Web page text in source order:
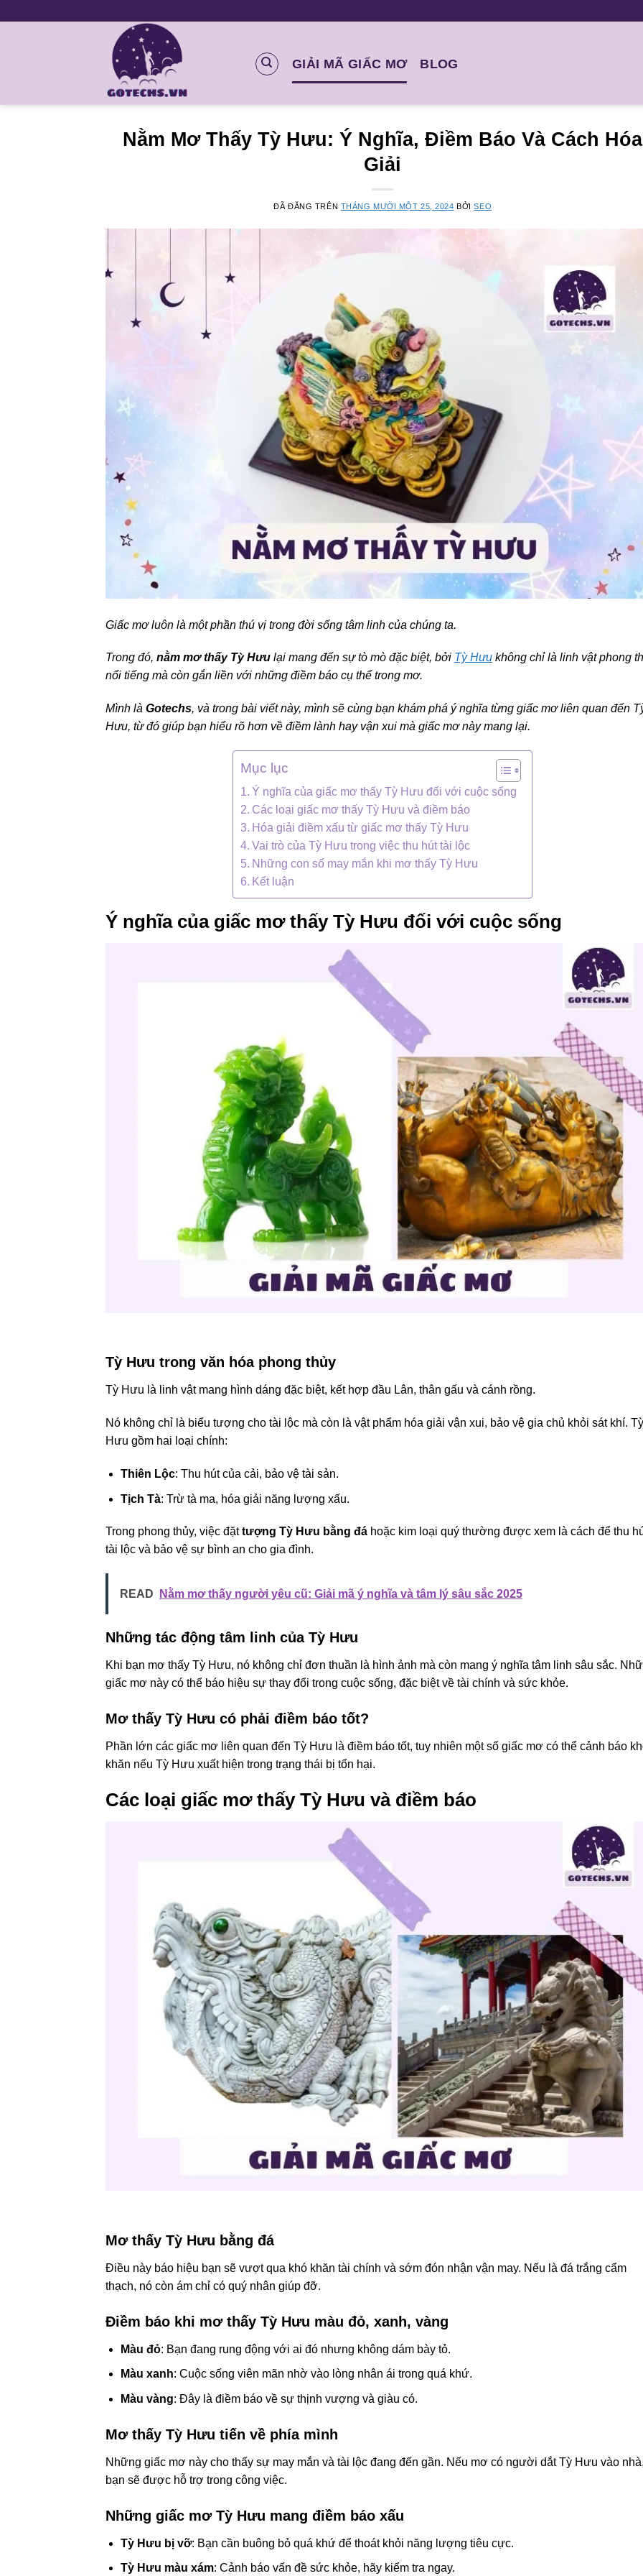
GIẢI MÃ GIẤC MƠ BLOG
Nằm Mơ Thấy Tỳ Hưu: Ý Nghĩa, Điềm Báo Và Cách Hóa
Giải
ĐÃ ĐĂNG TRÊN THÁNG MƯỜI MỘT 25, 2024 BỞISEO
Giấc mơ luôn là một phần thú vị trong đời sống tâm linh của chúng ta.
Trong đó, nằm mơ thấy Tỳ Hưu lại mang đến sự tò mò đặc biệt, bởi Tỳ Hưu không chỉ là linh vật phong
nổi tiếng mà còn gắn liền với những điềm báo cụ thể trong mơ.
Mình là Gotechs, và trong bài viết này, mình sẽ cùng bạn khám phá ý nghĩa từng giấc mơ liên quan đến
Hưu, từ đó giúp bạn hiểu rõ hơn về điềm lành hay vận xui mà giấc mơ này mang lại.
Mục lục
Ý nghĩa của giấc mơ thấy Tỳ Hưu đối với cuộc sống
Các loại giấc mơ thấy Tỳ Hưu và điềm báo
Hóa giải điềm xấu từ giấc mơ thấy Tỳ Hưu
Vai trò của Tỳ Hưu trong việc thu hút tài lộc
Những con số may mắn khi mơ thấy Tỳ Hưu
Kết luận
Ý nghĩa của giấc mơ thấy Tỳ Hưu đối với cuộc sống
Tỳ Hưu trong văn hóa phong thủy
Tỳ Hưu là linh vật mang hình dáng đặc biệt, kết hợp đầu Lân, thân gấu và cánh rồng.
Nó không chỉ là biểu tượng cho tài lộc mà còn là vật phẩm hóa giải vận xui, bảo vệ gia chủ khỏi sát khí. Tỳ
Hưu gồm hai loại chính:
Thiên Lộc: Thu hút của cải, bảo vệ tài sản.
Tịch Tà: Trừ tà ma, hóa giải năng lượng xấu.
Trong phong thủy, việc đặttượng Tỳ Hưu bằng đá hoặc kim loại quý thường được xem là cách để thu
tài lộc và bảo vệ sự bình an cho gia đình.
READ Nằm mơ thấy người yêu cũ: Giải mã ý nghĩa và tâm lý sâu sắc 2025
Những tác động tâm linh của Tỳ Hưu
Khi bạn mơ thấy Tỳ Hưu, nó không chỉ đơn thuần là hình ảnh mà còn mang ý nghĩa tâm linh sâu sắc.
giấc mơ này có thể báo hiệu sự thay đổi trong cuộc sống, đặc biệt về tài chính và sức khỏe.
Mơ thấy Tỳ Hưu có phải điềm báo tốt?
Phần lớn các giấc mơ liên quan đến Tỳ Hưu là điềm báo tốt, tuy nhiên một số giấc mơ có thể cảnh báo
khăn nếu Tỳ Hưu xuất hiện trong trạng thái bị tổn hại.
Các loại giấc mơ thấy Tỳ Hưu và điềm báo
Mơ thấy Tỳ Hưu bằng đá
Điều này báo hiệu bạn sẽ vượt qua khó khăn tài chính và sớm đón nhận vận may. Nếu là đá trắng cẩm
thạch, nó còn ám chỉ có quý nhân giúp đỡ.
Điềm báo khi mơ thấy Tỳ Hưu màu đỏ, xanh, vàng
Màu đỏ: Bạn đang rung động với ai đó nhưng không dám bày tỏ.
Màu xanh: Cuộc sống viên mãn nhờ vào lòng nhân ái trong quá khứ.
Màu vàng: Đây là điềm báo về sự thịnh vượng và giàu có.
Mơ thấy Tỳ Hưu tiến về phía mình
Những giấc mơ này cho thấy sự may mắn và tài lộc đang đến gần. Nếu mơ có người dắt Tỳ Hưu vào
bạn sẽ được hỗ trợ trong công việc.
Những giấc mơ Tỳ Hưu mang điềm báo xấu
Tỳ Hưu bị vỡ: Bạn cần buông bỏ quá khứ để thoát khỏi năng lượng tiêu cực.
Tỳ Hưu màu xám: Cảnh báo vấn đề sức khỏe, hãy kiểm tra ngay.